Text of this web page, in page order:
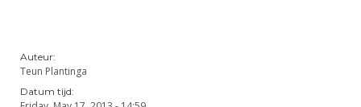
Ereleden
Leden van Verdiensten
Materiaal
Schermpaspoort
Atletencommissie
Nieuws
Auteur:
Teun Plantinga
Datum tijd: